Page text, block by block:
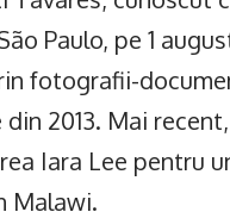
Paulo, pe 1
fotografii-
2013. Mai
Iara Lee pentru
Malawi.